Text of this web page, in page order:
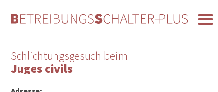
Schlichtungsgesuch beim
Juges civils